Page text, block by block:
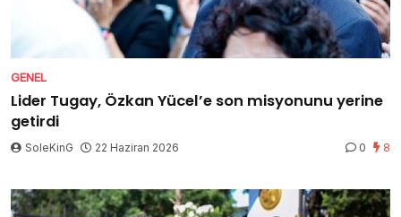
GENEL
Lider Tugay, Özkan Yücel’e son misyonunu yerine
getirdi
SoleKinG 22 Haziran 2026 0 8